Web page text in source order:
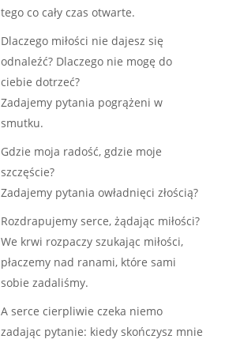
tego co cały czas otwarte.
Dlaczego miłości nie dajesz się
odnaleźć? Dlaczego nie mogę do
ciebie dotrzeć?
Zadajemy pytania pogrążeni w
smutku.
Gdzie moja radość, gdzie moje
szczęście?
Zadajemy pytania owładnięci złością?
Rozdrapujemy serce, żądając miłości?
We krwi rozpaczy szukając miłości,
płaczemy nad ranami, które sami
sobie zadaliśmy.
A serce cierpliwie czeka niemo
zadając pytanie: kiedy skończysz mnie